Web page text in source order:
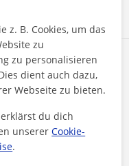
z. B. Cookies, um das
zu
zu personalisieren
dient auch dazu,
Webseite zu bieten.
du dich
unsererCookie-
.